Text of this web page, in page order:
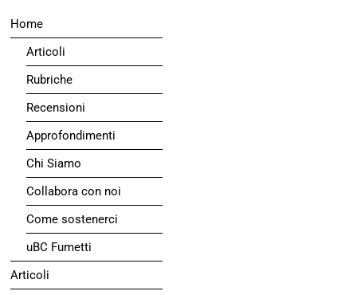
Home
Articoli
Rubriche
Recensioni
Approfondimenti
Chi Siamo
Collabora con noi
Come sostenerci
uBC Fumetti
Articoli